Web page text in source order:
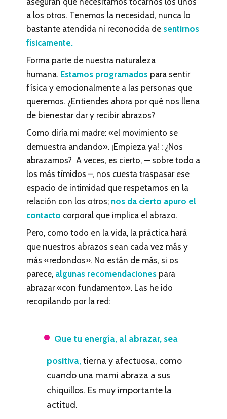
a los otros. Tenemos la necesidad, nunca lo
bastante atendida ni reconocida de sentirnos
físicamente.
Forma parte de nuestra naturaleza
humana. Estamos programados para sentir
física y emocionalmente a las personas que
queremos. ¿Entiendes ahora por qué nos llena
de bienestar dar y recibir abrazos?
Como diría mi madre: «el movimiento se
demuestra andando». ¡Empieza ya! : ¿Nos
abrazamos? A veces, es cierto, — sobre todo a
los más tímidos –, nos cuesta traspasar ese
espacio de intimidad que respetamos en la
relación con los otros; nos da cierto apuro el
contacto corporal que implica el abrazo.
Pero, como todo en la vida, la práctica hará
que nuestros abrazos sean cada vez más y
más «redondos». No están de más, si os
parece, algunas recomendaciones para
abrazar «con fundamento». Las he ido
recopilando por la red:
Que tu energía, al abrazar, sea
positiva,tierna y afectuosa, como
cuando una mami abraza a sus
chiquillos. Es muy importante la
actitud.